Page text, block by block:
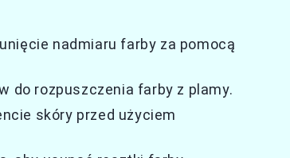
nadmiaru farby za pomocą
do rozpuszczenia farby z plamy.
skóry przed użyciem